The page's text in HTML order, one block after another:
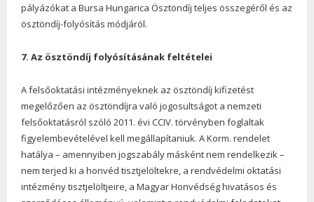
pályázókat a Bursa Hungarica Ösztöndíj teljes összegéről és az
ösztöndíj-folyósítás módjáról.
7. Az ösztöndíj folyósításának feltételei
A felsőoktatási intézményeknek az ösztöndíj kifizetést
megelőzően az ösztöndíjra való jogosultságot a nemzeti
felsőoktatásról szóló 2011. évi CCIV. törvényben foglaltak
figyelembevételével kell megállapítaniuk. A Korm. rendelet
hatálya – amennyiben jogszabály másként nem rendelkezik –
nem terjed ki a honvéd tisztjelöltekre, a rendvédelmi oktatási
intézmény tisztjelöltjeire, a Magyar Honvédség hivatásos és